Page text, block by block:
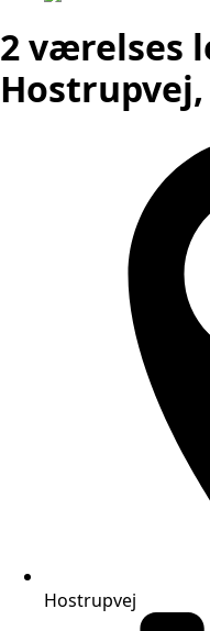
2 værelses
Hostrupvej,
Hostrupvej